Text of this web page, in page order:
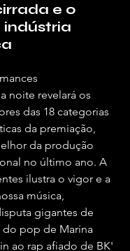
e o
noite revelará os
das 18 categorias
da premiação,
da produção
no último ano. A
ilustra o vigor e a
música,
gigantes de
pop de Marina
ao rap afiado de BK'